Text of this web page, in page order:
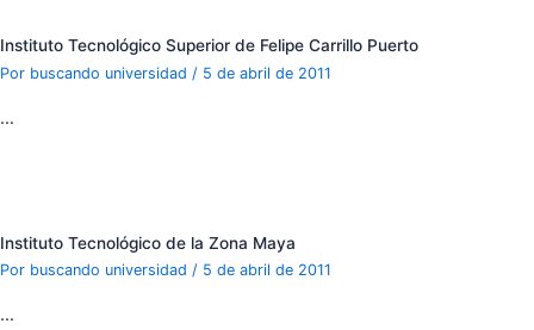
Instituto Tecnológico Superior de Felipe Carrillo Puerto
Por buscando universidad / 5 de abril de 2011
…
Instituto Tecnológico de la Zona Maya
Por buscando universidad / 5 de abril de 2011
…